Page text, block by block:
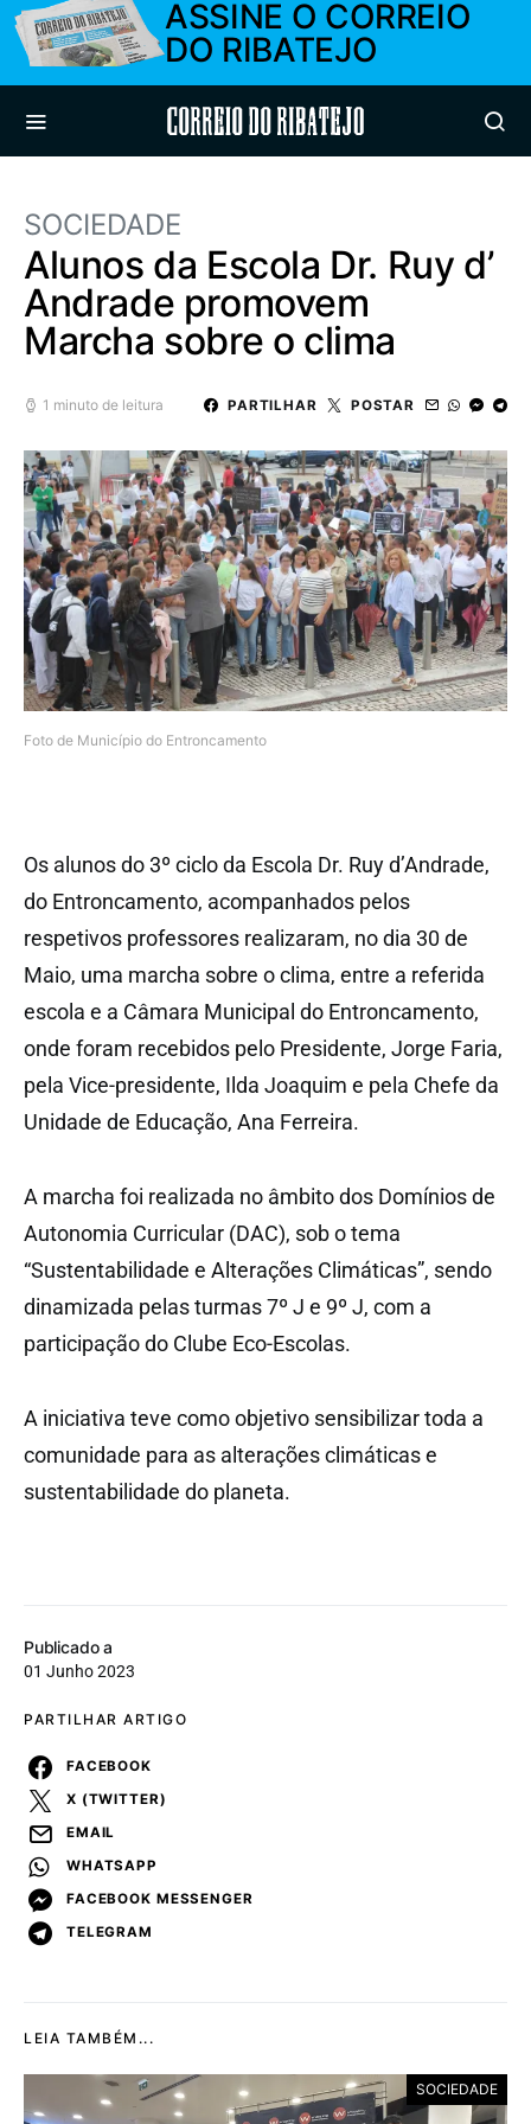
ASSINE O CORREIO
DO RIBATEJO
Correio do Ribatejo
SOCIEDADE
Alunos da Escola Dr. Ruy d’
Andrade promovem
Marcha sobre o clima
1 minuto de leitura PARTILHAR POSTAR
Foto de Município do Entroncamento
Publicado a
01 Junho 2023
PARTILHAR ARTIGO
FACEBOOK
X (TWITTER)
EMAIL
WHATSAPP
FACEBOOK MESSENGER
TELEGRAM
Os alunos do 3º ciclo da Escola Dr. Ruy d’Andrade,
do Entroncamento, acompanhados pelos
respetivos professores realizaram, no dia 30 de
Maio, uma marcha sobre o clima, entre a referida
escola e a Câmara Municipal do Entroncamento,
onde foram recebidos pelo Presidente, Jorge Faria,
pela Vice-presidente, Ilda Joaquim e pela Chefe da
Unidade de Educação, Ana Ferreira.
A marcha foi realizada no âmbito dos Domínios de
Autonomia Curricular (DAC), sob o tema
“Sustentabilidade e Alterações Climáticas”, sendo
dinamizada pelas turmas 7º J e 9º J, com a
participação do Clube Eco-Escolas.
A iniciativa teve como objetivo sensibilizar toda a
comunidade para as alterações climáticas e
sustentabilidade do planeta.
LEIA TAMBÉM...
SOCIEDADE